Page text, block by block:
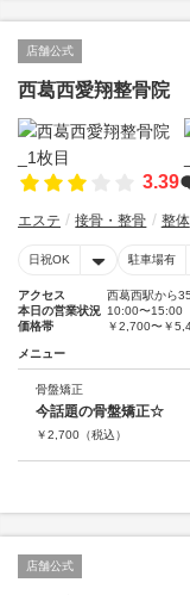
店舗公式
西葛西愛翔整骨院
3.39
エステ 接骨・整骨 整体
日祝OK 駐車場有
アクセス
西葛西駅から
本日の営業状況 10:00〜15:00
価格帯
￥2,700〜￥
メニュー
骨盤矯正
今話題の骨盤矯正☆
￥2,700 （税込）
店舗公式